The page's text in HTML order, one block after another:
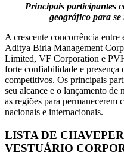
Principais participantes
geográfico para se
A crescente concorrência entre
Aditya Birla Management
Limited, VF Corporation e
forte confiabilidade e presença
competitivos. Os principais
seu alcance e o lançamento de
as regiões para permanecerem
nacionais e internacionais.
LISTA DE CHAVE
VESTUÁRIO